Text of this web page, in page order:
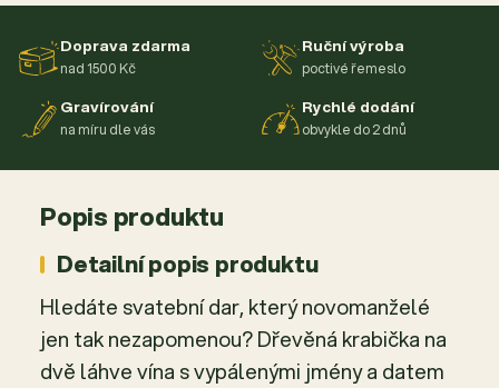
Doprava zdarma
nad 1500 Kč
Ruční výroba
poctivé řemeslo
Gravírování
na míru dle vás
Rychlé dodání
obvykle do 2 dnů
Popis produktu
Detailní popis produktu
Hledáte svatební dar, který novomanželé
jen tak nezapomenou? Dřevěná krabička na
dvě láhve vína s vypálenými jmény a datem